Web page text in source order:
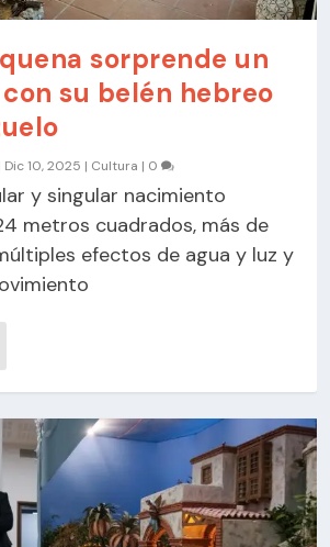
sorprende un
su belén hebreo
Dic 10, 2025 | Cultura | 0
y singular nacimiento
metros cuadrados, más de
efectos de agua y luz y